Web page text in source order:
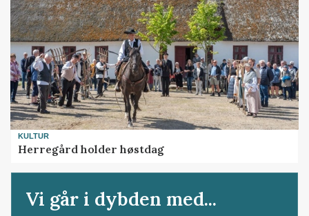
KULTUR
Herregård holder høstdag
Vi går i dybden med...